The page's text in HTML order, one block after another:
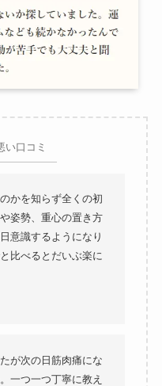
い口コミ
かを知らず全くの初
姿勢、重心の置き方
意識するようになり
比べるとだいぶ楽に
が次の日筋肉痛にな
一つ一つ丁寧に教え